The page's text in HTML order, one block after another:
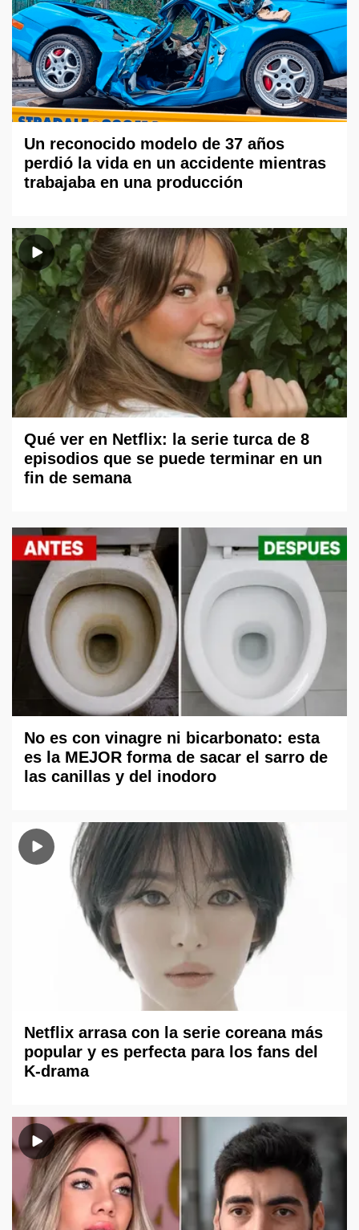
Un reconocido modelo de 37 años
perdió la vida en un accidente mientras
trabajaba en una producción
Qué ver en Netflix: la serie turca de 8
episodios que se puede terminar en un
fin de semana
No es con vinagre ni bicarbonato: esta
es la MEJOR forma de sacar el sarro de
las canillas y del inodoro
Netflix arrasa con la serie coreana más
popular y es perfecta para los fans del
K-drama